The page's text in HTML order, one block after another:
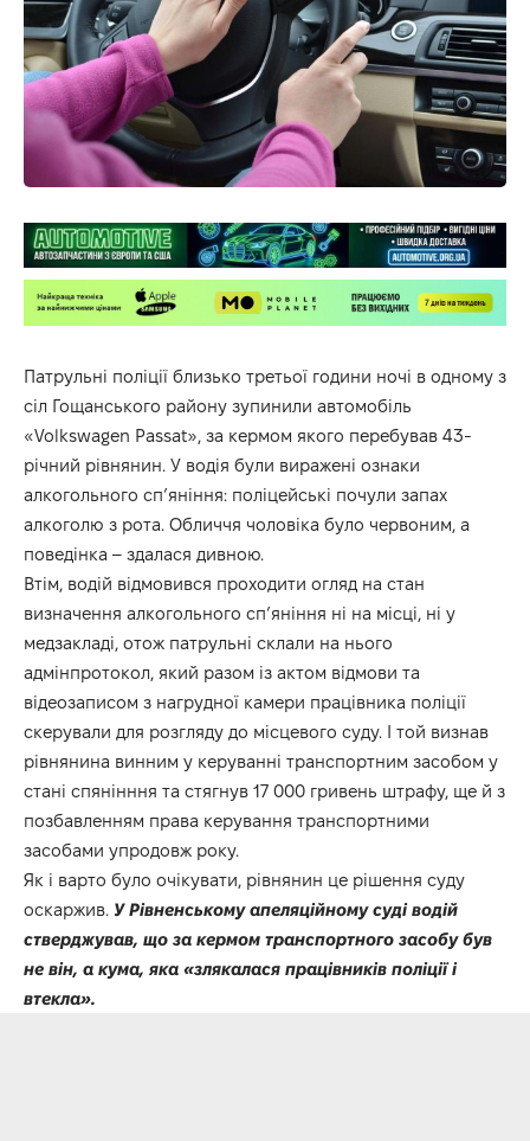
Патрульні поліції близько третьої години ночі в одному з
сіл Гощанського району зупинили автомобіль
«Volkswagen Passat», за кермом якого перебував 43-
річний рівнянин. У водія були виражені ознаки
алкогольного сп’яніння: поліцейські почули запах
алкоголю з рота. Обличчя чоловіка було червоним, а
поведінка – здалася дивною.
Втім, водій відмовився проходити огляд на стан
визначення алкогольного сп’яніння ні на місці, ні у
медзакладі, отож патрульні склали на нього
адмінпротокол, який разом із актом відмови та
відеозаписом з нагрудної камери працівника поліції
скерували для розгляду до місцевого суду. І той визнав
рівнянина винним у керуванні транспортним засобом у
стані спянінння та стягнув 17 000 гривень штрафу, ще й з
позбавленням права керування транспортними
засобами упродовж року.
Як і варто було очікувати, рівнянин це рішення суду
оскаржив. У Рівненському апеляційному суді водій
стверджував, що за кермом транспортного засобу був
не він, а кума, яка «злякалася працівників поліції і
втекла».